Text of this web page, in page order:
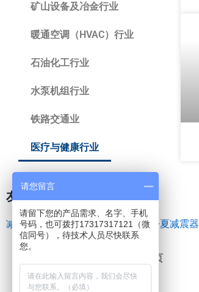
矿山设备及冶金行业
暖通空调（HVAC）行业
石油化工行业
水泵机组行业
铁路交通业
医疗与健康行业
友情链接
减震器|空气弹簧|橡胶接头 | 松夏减震器
网站首页
请您留言
请留下您的产品需求、名字、手机
号码，也可拨打17317317121（微
信同号），待技术人员尽快联系
您。